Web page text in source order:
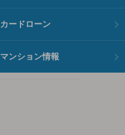
カードローン
マンション情報